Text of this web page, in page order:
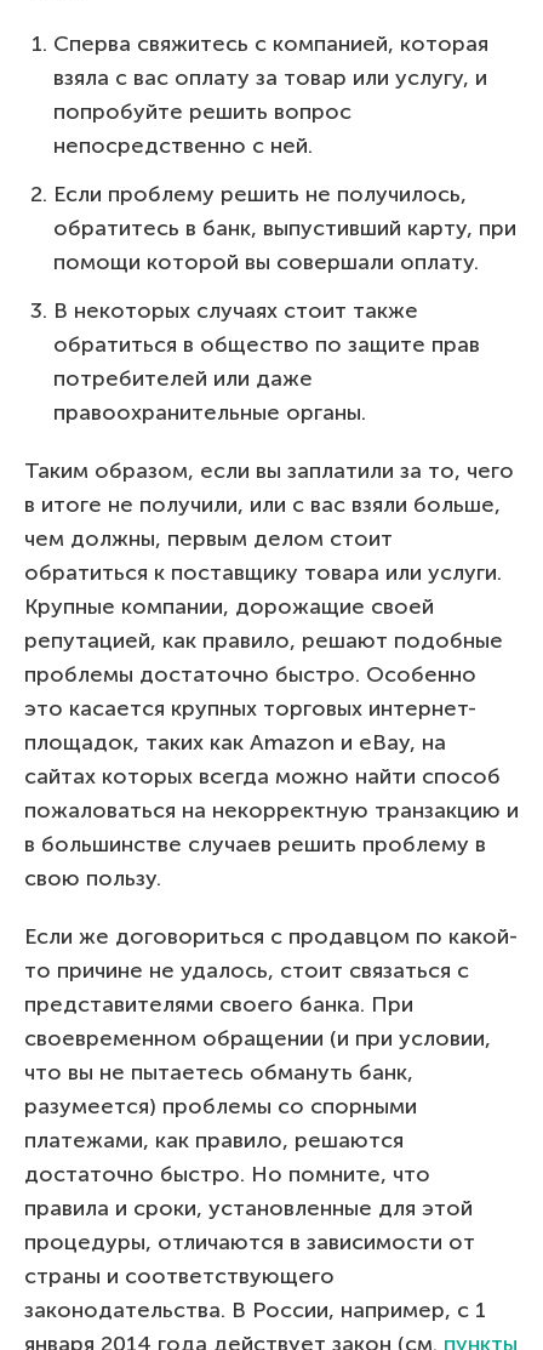
Сперва свяжитесь с компанией, которая
взяла с вас оплату за товар или услугу, и
попробуйте решить вопрос
непосредственно с ней.
Если проблему решить не получилось,
обратитесь в банк, выпустивший карту, при
помощи которой вы совершали оплату.
В некоторых случаях стоит также
обратиться в общество по защите прав
потребителей или даже
правоохранительные органы.
Таким образом, если вы заплатили за то, чего
в итоге не получили, или с вас взяли больше,
чем должны, первым делом стоит
обратиться к поставщику товара или услуги.
Крупные компании, дорожащие своей
репутацией, как правило, решают подобные
проблемы достаточно быстро. Особенно
это касается крупных торговых интернет-
площадок, таких как Amazon и eBay, на
сайтах которых всегда можно найти способ
пожаловаться на некорректную транзакцию и
в большинстве случаев решить проблему в
свою пользу.
Если же договориться с продавцом по какой-
то причине не удалось, стоит связаться с
представителями своего банка. При
своевременном обращении (и при условии,
что вы не пытаетесь обмануть банк,
разумеется) проблемы со спорными
платежами, как правило, решаются
достаточно быстро. Но помните, что
правила и сроки, установленные для этой
процедуры, отличаются в зависимости от
страны и соответствующего
законодательства. В России, например, с 1
января 2014 года действует закон (см. пункты